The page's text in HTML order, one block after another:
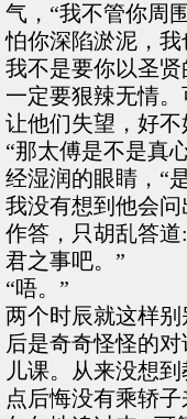
气，“我不管你周
怕你深陷淤泥，我
我不是要你以圣贤
一定要狠辣无情
让他们失望，好不
“那太傅是不是真
经湿润的眼睛，“
我没有想到他会
作答，只胡乱答
君之事吧。”
“唔。”
两个时辰就这样别
后是奇奇怪怪的
儿课。从来没想
点后悔没有乘轿